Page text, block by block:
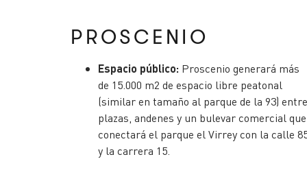
PROSCENIO
Espacio público: Proscenio generará más
de 15.000 m2 de espacio libre peatonal
(similar en tamaño al parque de la 93)
plazas, andenes y un bulevar comercial que
conectará el parque el Virrey con la calle
y la carrera 15.